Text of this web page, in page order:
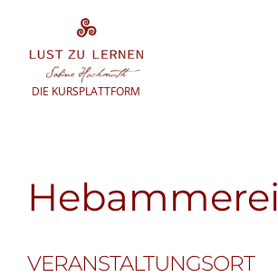
springen
DIE KURSPLATTFORM
Hebammerei
VERANSTALTUNGSORT